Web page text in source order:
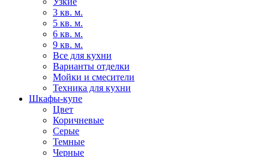
3 кв. м.
5 кв. м.
6 кв. м.
9 кв. м.
Все для кухни
Варианты отделки
Мойки и смесители
Техника для кухни
Шкафы-купе
Цвет
Коричневые
Серые
Темные
Черные